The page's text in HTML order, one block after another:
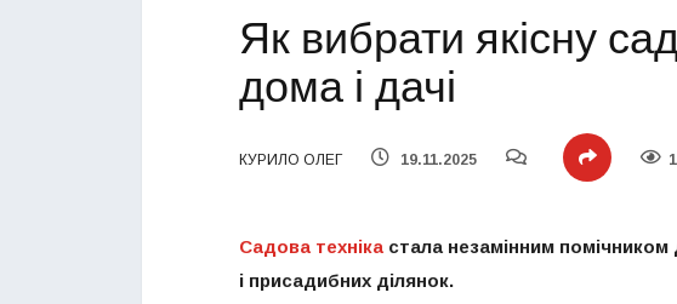
Як вибрати якісну
дома і дачі
КУРИЛО ОЛЕГ 19.11.2025
Садова техніка стала незамінним помічником
і присадибних ділянок.